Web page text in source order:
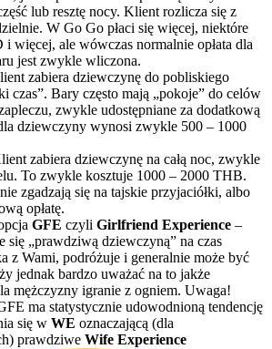
lub resztę nocy. Klient rozlicza się z
W Go Go płaci się więcej, niektóre
i więcej, ale wówczas normalnie opłata dla
jest zwykle wliczona.
zabiera dziewczynę do pobliskiego
czas”. Bary często mają „pokoje” do celów
zwykle udostępniane za dodatkową
dla dziewczyny wynosi zwykle 500 – 1000
zabiera dziewczynę na całą noc, zwykle
To zwykle kosztuje 1000 – 2000 THB.
zgadzają się na tajskie przyjaciółki, albo
opłatę.
GFE czyli Girlfriend Experience –
się „prawdziwą dziewczyną” na czas
z Wami, podróżuje i generalnie może być
jednak bardzo uważać na to jakże
mężczyzny igranie z ogniem. Uwaga!
ma statystycznie udowodnioną tendencję
się w WE oznaczającą (dla
prawdziwe Wife Experience